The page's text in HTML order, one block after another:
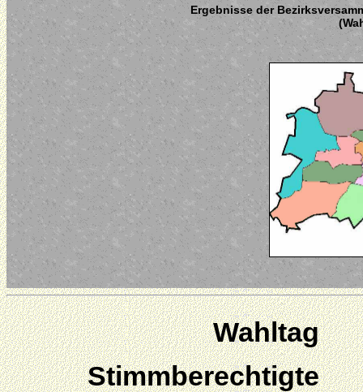
Ergebnisse der
Wahltag
Stimmberechtigte